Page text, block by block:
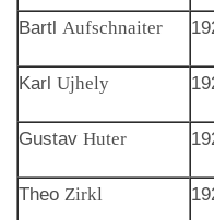
Bartl Aufschnaiter
Karl Ujhely
Gustav Huter
Theo Zirkl